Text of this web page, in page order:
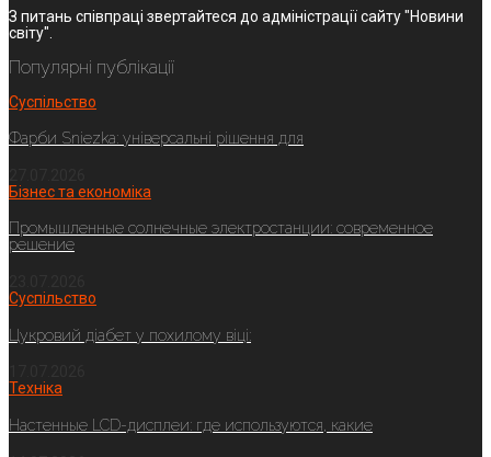
З питань співпраці звертайтеся до адміністрації сайту "Новини
світу".
Популярні публікації
Суспільство
Фарби Sniezka: універсальні рішення для
Бізнес та економіка
Промышленные солнечные электростанции: современное
решение
Суспільство
Цукровий діабет у похилому віці:
Техніка
Настенные LCD-дисплеи: где используются, какие